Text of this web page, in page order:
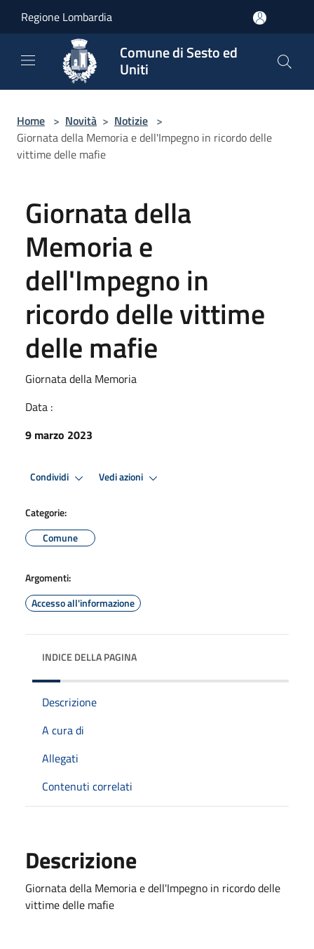
Regione Lombardia
Comune di Sesto ed
Uniti
Home > Novità > Notizie >
Giornata della Memoria e dell'Impegno in ricordo delle
vittime delle mafie
Giornata della
Memoria e
dell'Impegno in
ricordo delle vittime
delle mafie
Giornata della Memoria
Data :
9 marzo 2023
Condividi Vedi azioni
Categorie:
Comune
Argomenti:
Accesso all'informazione
INDICE DELLA PAGINA
Descrizione
A cura di
Allegati
Contenuti correlati
Descrizione
Giornata della Memoria e dell'Impegno in ricordo delle
vittime delle mafie